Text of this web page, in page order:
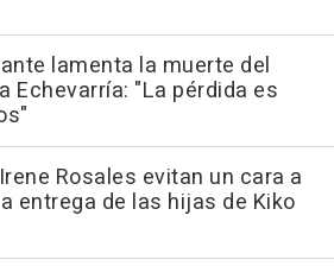
lamenta la muerte del
Echevarría: "La pérdida es
Rosales evitan un cara a
entrega de las hijas de Kiko